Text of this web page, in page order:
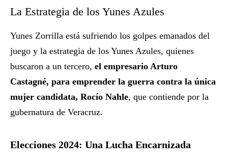
La Estrategia de los Yunes Azules
Yunes Zorrilla está sufriendo los golpes emanados del
juego y la estrategia de los Yunes Azules, quienes
buscaron a un tercero, el empresario Arturo
Castagné, para emprender la guerra contra la única
mujer candidata, Rocío Nahle, que contiende por la
gubernatura de Veracruz.
Elecciones 2024: Una Lucha Encarnizada